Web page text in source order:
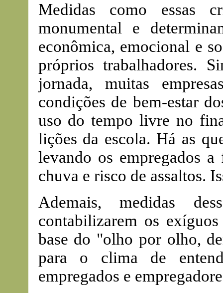
Medidas como essas
monumental e
econômica, emocional e
próprios trabalhadores.
jornada, muitas
condições de bem-estar
uso do tempo livre no
lições da escola. Há as
levando os empregados
chuva e risco de assaltos.
Ademais, medidas
contabilizarem os
base do "olho por olho,
para o clima de
empregados e